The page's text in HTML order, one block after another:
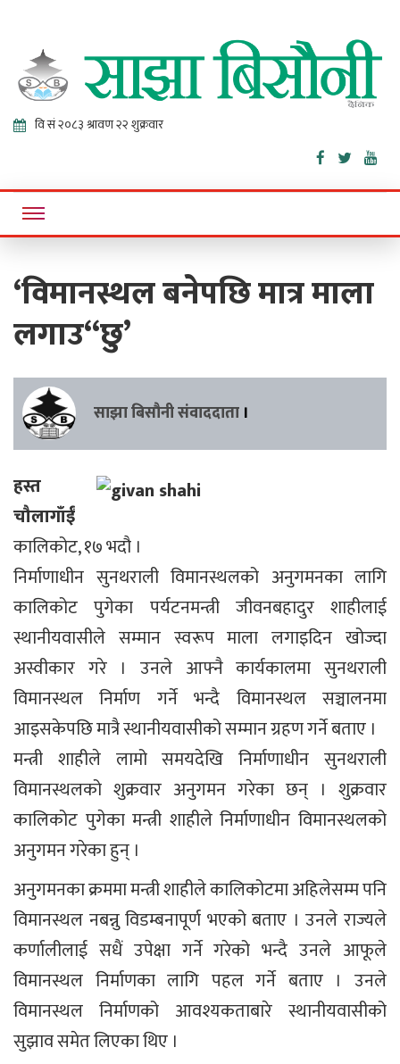
Sajha
Bisaunee
Online News Portal
‘विमानस्थल बनेपछि मात्र माला
लगाउ“छु’
साझा बिसौनी संवाददाता ।
हस्त
चौलागाँईं
कालिकोट, १७ भदौ ।
निर्माणाधीन सुनथराली विमानस्थलको अनुगमनका लागि
कालिकोट पुगेका पर्यटनमन्त्री जीवनबहादुर शाहीलाई
स्थानीयवासीले सम्मान स्वरूप माला लगाइदिन खोज्दा
अस्वीकार गरे । उनले आफ्नै कार्यकालमा सुनथराली
विमानस्थल निर्माण गर्ने भन्दै विमानस्थल सञ्चालनमा
आइसकेपछि मात्रै स्थानीयवासीको सम्मान ग्रहण गर्ने बताए ।
मन्त्री शाहीले लामो समयदेखि निर्माणाधीन सुनथराली
विमानस्थलको शुक्रवार अनुगमन गरेका छन् । शुक्रवार
कालिकोट पुगेका मन्त्री शाहीले निर्माणाधीन विमानस्थलको
अनुगमन गरेका हुन् ।
अनुगमनका क्रममा मन्त्री शाहीले कालिकोटमा अहिलेसम्म पनि
विमानस्थल नबन्नु विडम्बनापूर्ण भएको बताए । उनले राज्यले
कर्णालीलाई सधैं उपेक्षा गर्ने गरेको भन्दै उनले आफूले
विमानस्थल निर्माणका लागि पहल गर्ने बताए । उनले
विमानस्थल निर्माणको आवश्यकताबारे स्थानीयवासीको
सुझाव समेत लिएका थिए ।